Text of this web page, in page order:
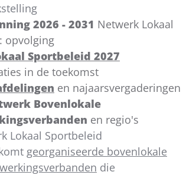
2026 - 2031 Netwerk Lokaal
opvolging
Sportbeleid 2027
in de toekomst
en najaarsvergaderingen
Bovenlokale
en regio's
Lokaal Sportbeleid
georganiseerde bovenlokale
die